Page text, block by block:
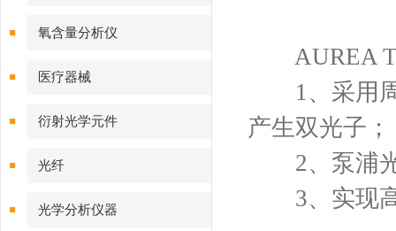
氧含量分析仪
医疗器械
衍射光学元件
光纤
光学分析仪器
AUREA
1、采用周
产生双光子；
2、泵浦光
3、实现高